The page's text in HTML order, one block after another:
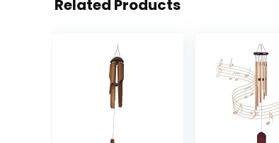
Related Products